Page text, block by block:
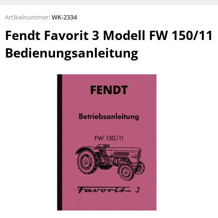
Fendt Favorit 3 Modell FW 150/11
Bedienungsanleitung
Artikelnummer:WK-2334